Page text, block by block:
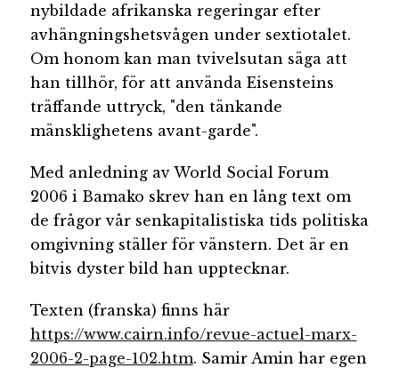
nybildade afrikanska regeringar efter
avhängningshetsvågen under sextiotalet.
Om honom kan man tvivelsutan säga att
han tillhör, för att använda Eisensteins
träffande uttryck, "den tänkande
mänsklighetens avant-garde".
Med anledning av World Social Forum
2006 i Bamako skrev han en lång text om
de frågor vår senkapitalistiska tids politiska
omgivning ställer för vänstern. Det är en
bitvis dyster bild han upptecknar.
Texten (franska) finns här
https://www.cairn.info/revue-actuel-marx-
2006-2-page-102.htm. Samir Amin har egen